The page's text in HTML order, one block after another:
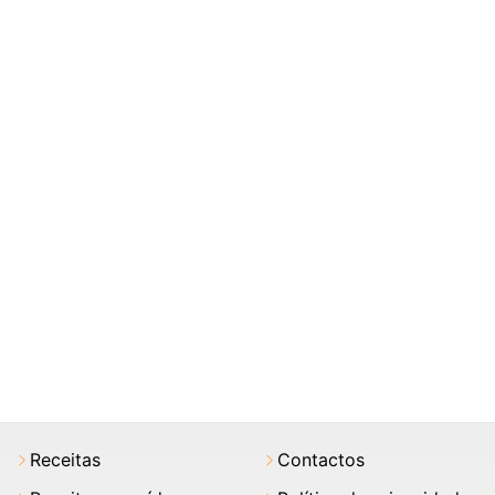
Receitas
Contactos